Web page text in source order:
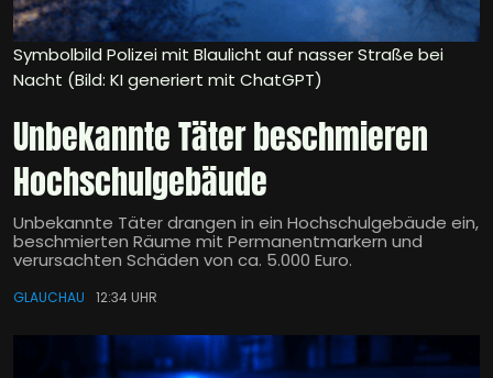
Symbolbild Polizei mit Blaulicht auf nasser Straße bei
Nacht (Bild: KI generiert mit ChatGPT)
Unbekannte Täter beschmieren
Hochschulgebäude
Unbekannte Täter drangen in ein Hochschulgebäude ein,
beschmierten Räume mit Permanentmarkern und
verursachten Schäden von ca. 5.000 Euro.
GLAUCHAU 12:34 UHR